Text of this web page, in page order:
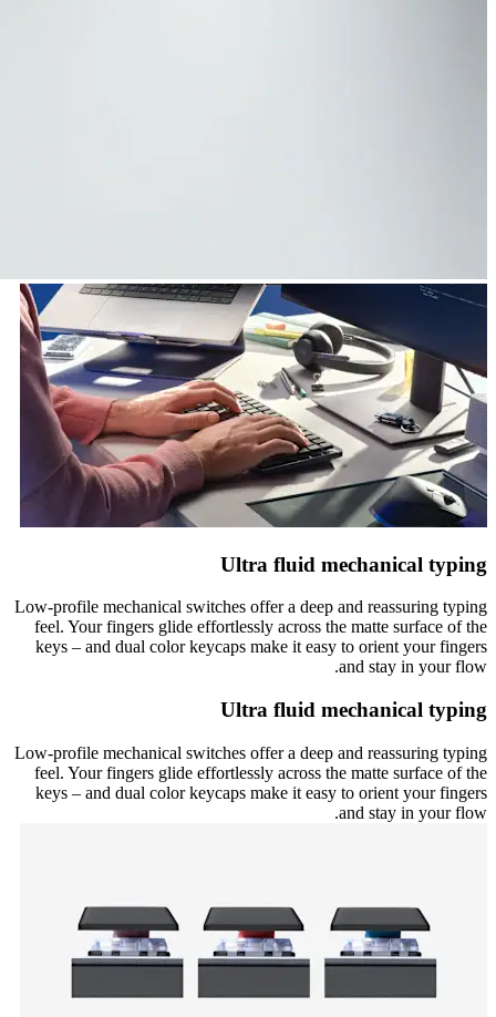
Ultra fluid mechanical typing
Low-profile mechanical switches offer a deep and reassuring typing
feel. Your fingers glide effortlessly across the matte surface of the
keys – and dual color keycaps make it easy to orient your fingers
and stay in your flow.
Ultra fluid mechanical typing
Low-profile mechanical switches offer a deep and reassuring typing
feel. Your fingers glide effortlessly across the matte surface of the
keys – and dual color keycaps make it easy to orient your fingers
and stay in your flow.